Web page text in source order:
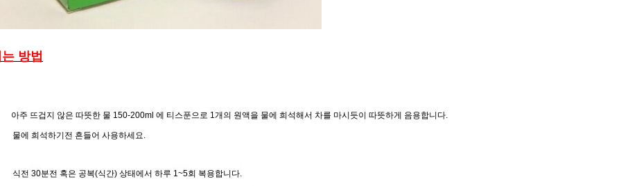
방법
아주 뜨겁지 않은 따뜻한 물 150-200ml 에 티스푼으로 1개의 원액을 물에 희석해서 차를 마시듯이 따뜻하게 음용합니다.
물에 희석하기전 흔들어 사용하세요.
식전 30분전 혹은 공복(식간) 상태에서 하루 1~5회 복용합니다.